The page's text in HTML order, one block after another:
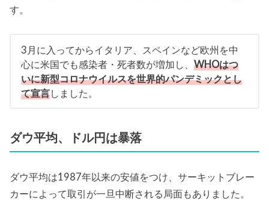
す。
3月に入ってからイタリア、スペインなど欧州を中
心に米国でも感染者・死者数が増加し、WHOはつ
いに新型コロナウイルスを世界的パンデミックとし
て宣言しました。
ダウ平均、ドル円は暴落
ダウ平均は1987年以来の安値をつけ、サーキットブレー
カーによって取引が一旦中断される局面もありました。